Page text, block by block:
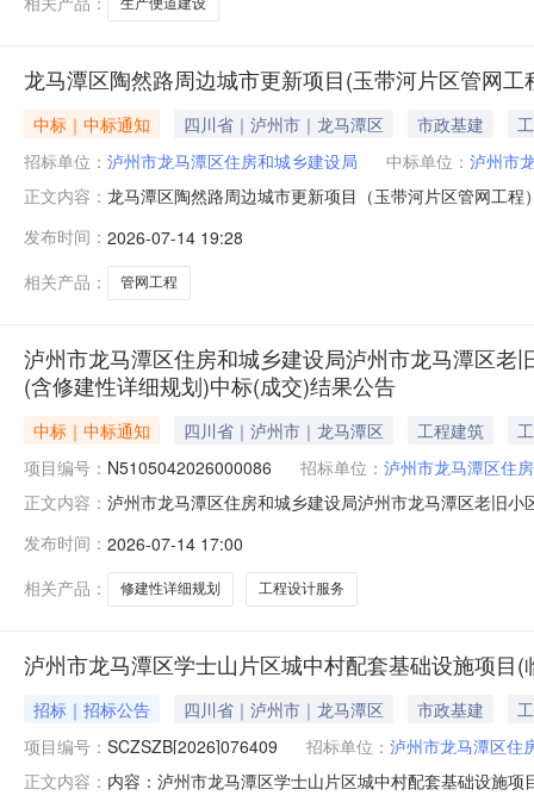
生产便道建设
龙马潭区陶然路周边城市更新项目(玉带河片区管网工
中标｜中标通知 四川省｜泸州市｜龙马潭区 市政基建
招标单位： 泸州市龙马潭区住房和城乡建设局 中标单位： 泸州市
正文内容： 龙马潭区陶然路周边城市更新项目（玉带河片区管网工
程）中标结果公告项目及标段名称龙马潭区陶然路周边
0830-2709513招标代
发布时间： 2026-07-14 19:28
相关产品：
管网工程
泸州市龙马潭区住房和城乡建设局泸州市龙马潭区
(含修建性详细规划)中标(成交)结果公告
中标｜中标通知 四川省｜泸州市｜龙马潭区 工程建筑
项目编号： N5105042026000086 招标单位： 泸州市龙马潭区住
正文内容： 泸州市龙马潭区住房和城乡建设局泸州市龙马潭区老旧
方案设计（含修建性详细规划）三、采购结果采购包1:
层3808号675,000
发布时间： 2026-07-14 17:00
相关产品：
修建性详细规划 工程设计服务
泸州市龙马潭区学士山片区城中村配套基础设施项目
招标｜招标公告 四川省｜泸州市｜龙马潭区 市政基建
项目编号： SCZSZB[2026]076409 招标单位： 泸州市龙马潭区住
正文内容： 内容：泸州市龙马潭区学士山片区城中村配套基础设施